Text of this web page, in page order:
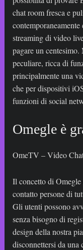
chat room fresca e
streaming di video
pagare un
peculiare, ricca di
principalmente una
che per dispositivi
funzioni di social
Omegle è
OmeTV – Video
Il concetto di Omegle
contatto persone di
Gli utenti possono
senza bisogno di
design della nostra
disconnettersi da una